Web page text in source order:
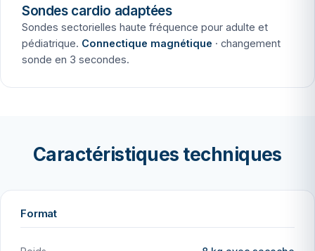
Sondes cardio adaptées
Sondes sectorielles haute fréquence pour adulte et
pédiatrique. Connectique magnétique · changement
sonde en 3 secondes.
Caractéristiques techniques
Format